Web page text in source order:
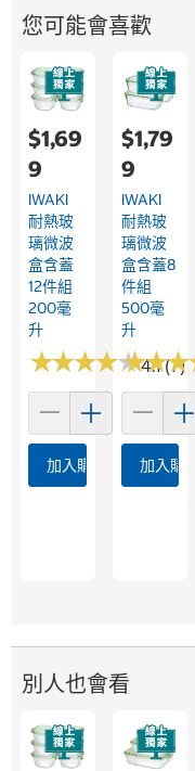
您可能會喜歡
$1,69
9
IWAKI
耐熱玻
璃微波
盒含蓋
12件組
200毫
升
★★★★★
★★★★★4.1 (7)
加入購物車
$1,79
9
IWAKI
耐熱玻
璃微波
盒含蓋8
件組
500毫
升
★★★
★★★
加入購
別人也會看